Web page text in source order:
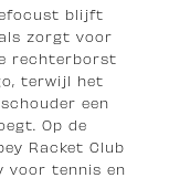
blijft
zorgt voor
rechterborst
terwijl het
een
Op de
Racket Club
voor tennis en